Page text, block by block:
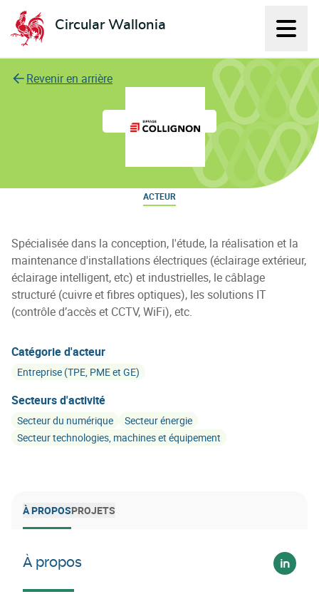
Circular Wallonia
L'économie circulaire
Revenir en arrière
Collignon Eng. SA
ACTEUR
Spécialisée dans la conception, l'étude, la réalisation et la
maintenance d'installations électriques (éclairage extérieur,
éclairage intelligent, etc) et industrielles, le câblage
structuré (cuivre et fibres optiques), les solutions IT
(contrôle d’accès et CCTV, WiFi), etc.
Catégorie d'acteur
Entreprise (TPE, PME et GE)
Secteurs d'activité
Secteur du numérique
Secteur énergie
Secteur technologies, machines et équipement
À PROPOSPROJETS
À propos
Voir